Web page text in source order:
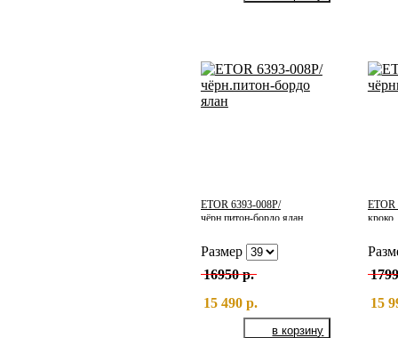
ETOR 6393-008Р/
чёрн.питон-бордо ялан
Размер
16950 р.
15 490 р.
ETOR
кроко
15